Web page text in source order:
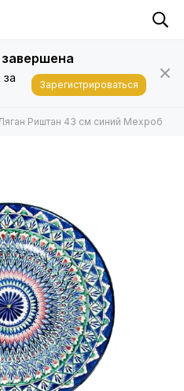
Зарегистрироваться
Риштан 43 см синий Мехроб